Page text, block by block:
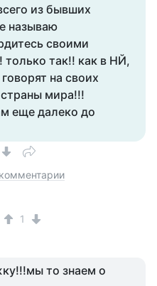
из бывших
называю
своими
так!! как в НЙ,
на своих
мира!!!
еще далеко до
1
то знаем о